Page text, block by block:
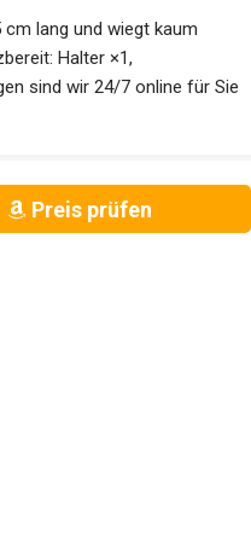
cm lang und wiegt kaum
Halter ×1,
sind wir 24/7 online für Sie
Preis prüfen